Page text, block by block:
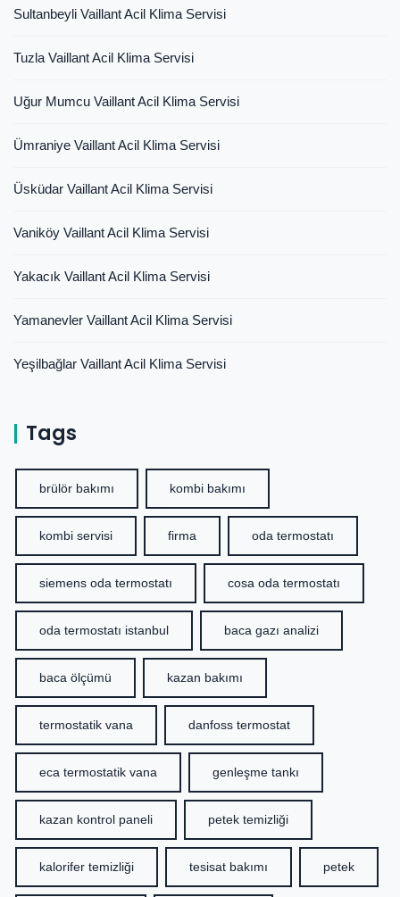
Sultanbeyli Vaillant Acil Klima Servisi
Tuzla Vaillant Acil Klima Servisi
Uğur Mumcu Vaillant Acil Klima Servisi
Ümraniye Vaillant Acil Klima Servisi
Üsküdar Vaillant Acil Klima Servisi
Vaniköy Vaillant Acil Klima Servisi
Yakacık Vaillant Acil Klima Servisi
Yamanevler Vaillant Acil Klima Servisi
Yeşilbağlar Vaillant Acil Klima Servisi
Tags
brülör bakımı kombi bakımı
kombi servisi firma oda termostatı
siemens oda termostatı cosa oda termostatı
oda termostatı istanbul baca gazı analizi
baca ölçümü kazan bakımı
termostatik vana danfoss termostat
eca termostatik vana genleşme tankı
kazan kontrol paneli petek temizliği
kalorifer temizliği tesisat bakımı petek